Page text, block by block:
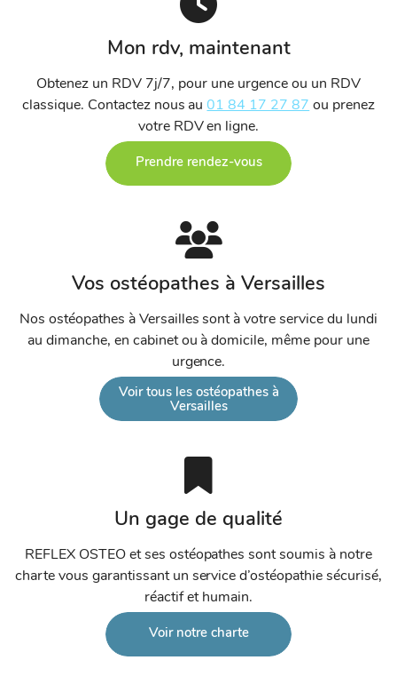
Mon rdv, maintenant
Obtenez un RDV 7j/7, pour une urgence ou un RDV
classique. Contactez nous au 01 84 17 27 87 ou prenez
votre RDV en ligne.
Prendre rendez-vous
Vos ostéopathes à Versailles
Nos ostéopathes à Versailles sont à votre service du lundi
au dimanche, en cabinet ou à domicile, même pour une
urgence.
Voir tous les ostéopathes à
Versailles
Un gage de qualité
REFLEX OSTEO et ses ostéopathes sont soumis à notre
charte vous garantissant un service d’ostéopathie sécurisé,
réactif et humain.
Voir notre charte